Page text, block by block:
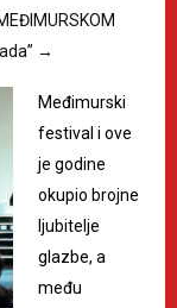
→
Međimurski
festival i ove
je godine
okupio brojne
ljubitelje
glazbe, a
među